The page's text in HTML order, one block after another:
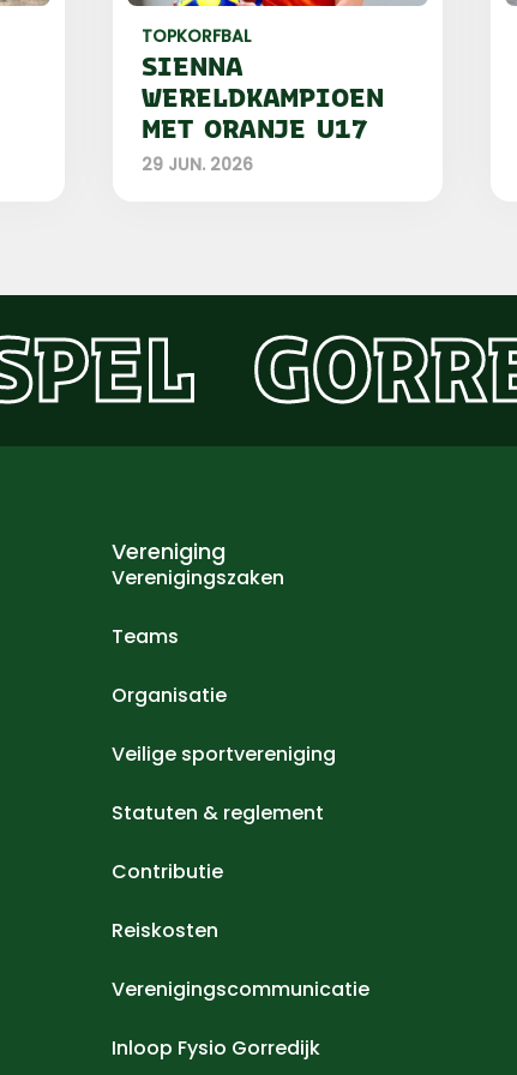
TOPKORFBAL
SIENNA
WERELDKAMPIOEN
MET ORANJE U17
29 JUN. 2026
Vereniging
Verenigingszaken
Teams
Organisatie
Veilige sportvereniging
Statuten & reglement
Contributie
Reiskosten
Verenigingscommunicatie
Inloop Fysio Gorredijk